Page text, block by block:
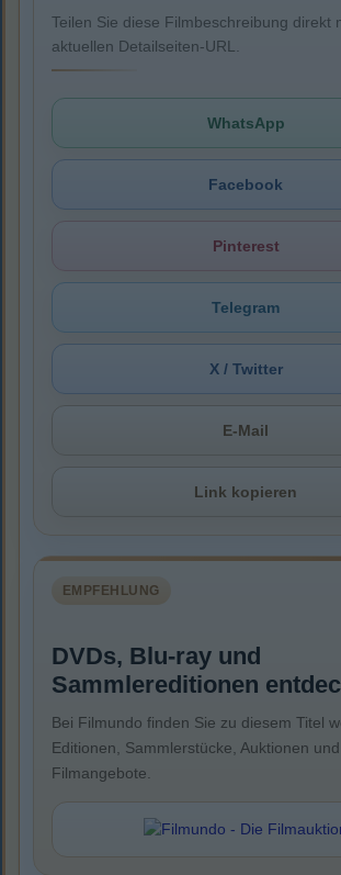
Teilen Sie diese Filmbeschreibung direkt
aktuellen Detailseiten-URL.
WhatsApp
Facebook
Pinterest
Telegram
X / Twitter
E-Mail
Link kopieren
EMPFEHLUNG
DVDs, Blu-ray und
Sammlereditionen
Bei Filmundo finden Sie zu diesem Titel
Editionen, Sammlerstücke, Auktionen
Filmangebote.